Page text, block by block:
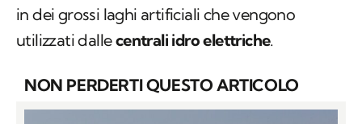
in dei grossi laghi artificiali che vengono
utilizzati dallecentrali idro elettriche.
NON PERDERTI QUESTO ARTICOLO